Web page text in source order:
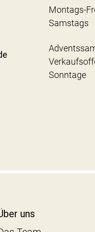
Montags-
Samstags
Sonntage
uns